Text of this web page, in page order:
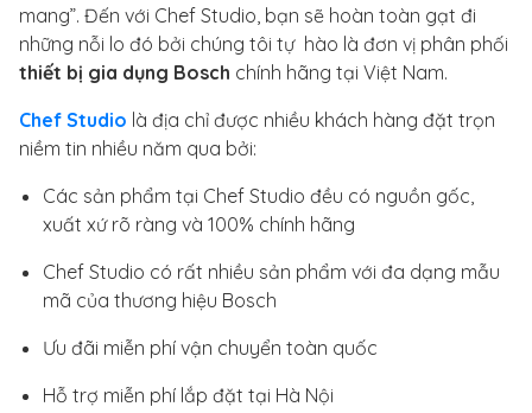
mang”. Đến với Chef Studio, bạn sẽ hoàn toàn gạt đi
những nỗi lo đó bởi chúng tôi tự hào là đơn vị phân phối
thiết bị gia dụng Bosch chính hãng tại Việt Nam.
Chef Studio là địa chỉ được nhiều khách hàng đặt trọn
niềm tin nhiều năm qua bởi:
Các sản phẩm tại Chef Studio đều có nguồn gốc,
xuất xứ rõ ràng và 100% chính hãng
Chef Studio có rất nhiều sản phẩm với đa dạng mẫu
mã của thương hiệu Bosch
Ưu đãi miễn phí vận chuyển toàn quốc
Hỗ trợ miễn phí lắp đặt tại Hà Nội